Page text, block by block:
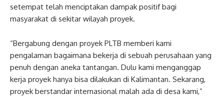
setempat telah menciptakan dampak positif bagi
masyarakat di sekitar wilayah proyek.
“Bergabung dengan proyek PLTB memberi kami
pengalaman bagaimana bekerja di sebuah perusahaan yang
penuh dengan aneka tantangan. Dulu kami menganggap
kerja proyek hanya bisa dilakukan di Kalimantan. Sekarang,
proyek berstandar internasional malah ada di desa kami,”